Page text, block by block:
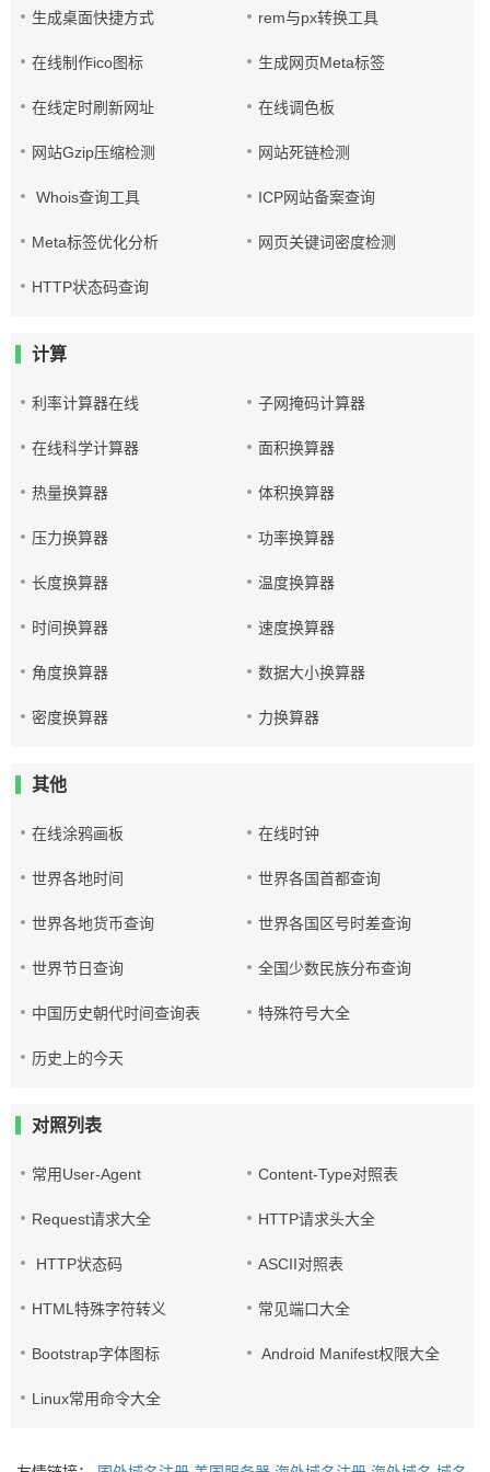
生成桌面快捷方式 rem与px转换工具
在线制作ico图标 生成网页Meta标签
在线定时刷新网址 在线调色板
网站Gzip压缩检测 网站死链检测
Whois查询工具 ICP网站备案查询
Meta标签优化分析 网页关键词密度检测
HTTP状态码查询
计算
利率计算器在线 子网掩码计算器
在线科学计算器 面积换算器
热量换算器 体积换算器
压力换算器 功率换算器
长度换算器 温度换算器
时间换算器 速度换算器
角度换算器 数据大小换算器
密度换算器 力换算器
其他
在线涂鸦画板 在线时钟
世界各地时间 世界各国首都查询
世界各地货币查询 世界各国区号时差查询
世界节日查询 全国少数民族分布查询
中国历史朝代时间查询表 特殊符号大全
历史上的今天
对照列表
常用User-Agent Content-Type对照表
Request请求大全 HTTP请求头大全
HTTP状态码 ASCII对照表
HTML特殊字符转义 常见端口大全
Bootstrap字体图标 Android Manifest权限大全
Linux常用命令大全